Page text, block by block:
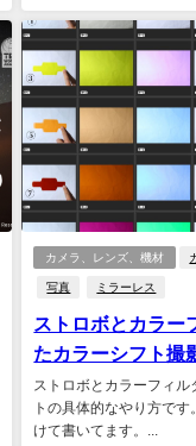
カメラ、レンズ、機材
写真 ミラーレス
ストロボとカラー
たカラーシフト撮
ストロボとカラーフィ
トの具体的なやり方で
けて書いてます。...